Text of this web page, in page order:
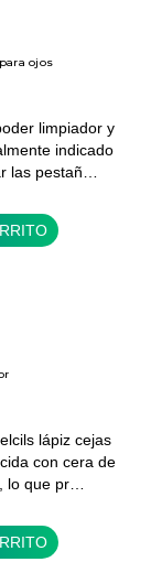
ojos
limpiador y
indicado
las pestañ…
lápiz cejas
con cera de
lo que pr…